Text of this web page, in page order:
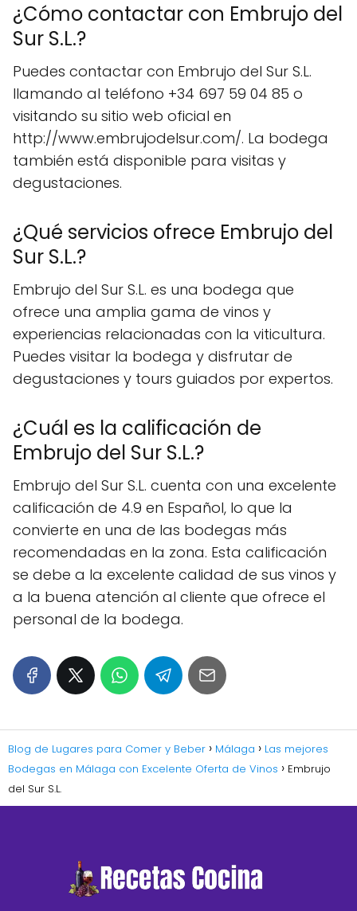
¿Cómo contactar con Embrujo del
Sur S.L.?
Puedes contactar con Embrujo del Sur S.L.
llamando al teléfono +34 697 59 04 85 o
visitando su sitio web oficial en
http://www.embrujodelsur.com/. La bodega
también está disponible para visitas y
degustaciones.
¿Qué servicios ofrece Embrujo del
Sur S.L.?
Embrujo del Sur S.L. es una bodega que
ofrece una amplia gama de vinos y
experiencias relacionadas con la viticultura.
Puedes visitar la bodega y disfrutar de
degustaciones y tours guiados por expertos.
¿Cuál es la calificación de
Embrujo del Sur S.L.?
Embrujo del Sur S.L. cuenta con una excelente
calificación de 4.9 en Español, lo que la
convierte en una de las bodegas más
recomendadas en la zona. Esta calificación
se debe a la excelente calidad de sus vinos y
a la buena atención al cliente que ofrece el
personal de la bodega.
Blog de Lugares para Comer y Beber Málaga
Las mejores
Bodegas en Málaga con Excelente Oferta de Vinos
Embrujo
del Sur S.L.